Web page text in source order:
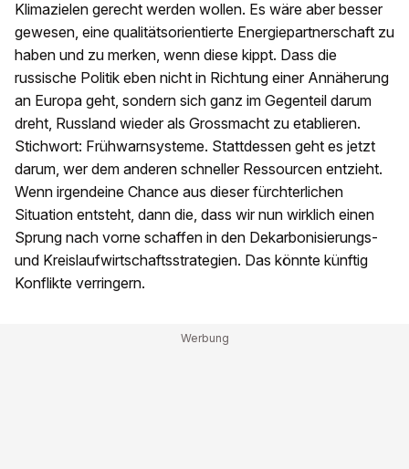
Klimazielen gerecht werden wollen. Es wäre aber besser
gewesen, eine qualitätsorientierte Energiepartnerschaft zu
haben und zu merken, wenn diese kippt. Dass die
russische Politik eben nicht in Richtung einer Annäherung
an Europa geht, sondern sich ganz im Gegenteil darum
dreht, Russland wieder als Grossmacht zu etablieren.
Stichwort: Frühwarnsysteme. Stattdessen geht es jetzt
darum, wer dem anderen schneller Ressourcen entzieht.
Wenn irgendeine Chance aus dieser fürchterlichen
Situation entsteht, dann die, dass wir nun wirklich einen
Sprung nach vorne schaffen in den Dekarbonisierungs-
und Kreislaufwirtschaftsstrategien. Das könnte künftig
Konflikte verringern.